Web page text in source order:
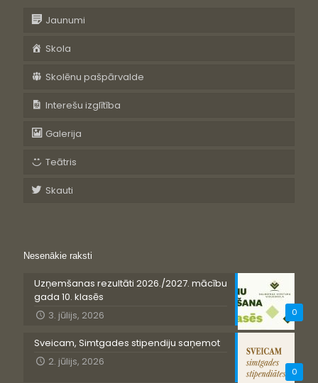
Jaunumi
Skola
Skolēnu pašpārvalde
Interešu izglītība
Galerija
Teātris
Skauti
Nesenākie raksti
0
Uzņemšanas rezultāti 2026./2027. mācību
gada 10. klasēs
3. jūlijs, 2026
0
Sveicam, Simtgades stipendiju saņemot
2. jūlijs, 2026